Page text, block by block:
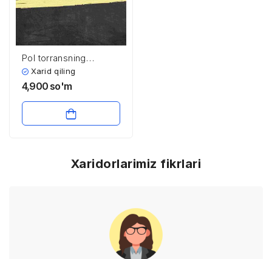
Pol torransning
kreativlik testi
Xarid qiling
4,900 so'm
Xaridorlarimiz fikrlari